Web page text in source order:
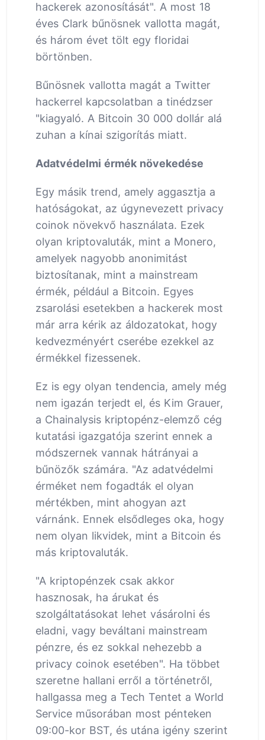
hackerek azonosítását". A most 18
éves Clark bűnösnek vallotta magát,
és három évet tölt egy floridai
börtönben.
Bűnösnek vallotta magát a Twitter
hackerrel kapcsolatban a tinédzser
"kiagyaló. A Bitcoin 30 000 dollár alá
zuhan a kínai szigorítás miatt.
Adatvédelmi érmék növekedése
Egy másik trend, amely aggasztja a
hatóságokat, az úgynevezett privacy
coinok növekvő használata. Ezek
olyan kriptovaluták, mint a Monero,
amelyek nagyobb anonimitást
biztosítanak, mint a mainstream
érmék, például a Bitcoin. Egyes
zsarolási esetekben a hackerek most
már arra kérik az áldozatokat, hogy
kedvezményért cserébe ezekkel az
érmékkel fizessenek.
Ez is egy olyan tendencia, amely még
nem igazán terjedt el, és Kim Grauer,
a Chainalysis kriptopénz-elemző cég
kutatási igazgatója szerint ennek a
módszernek vannak hátrányai a
bűnözők számára. "Az adatvédelmi
érméket nem fogadták el olyan
mértékben, mint ahogyan azt
várnánk. Ennek elsődleges oka, hogy
nem olyan likvidek, mint a Bitcoin és
más kriptovaluták.
"A kriptopénzek csak akkor
hasznosak, ha árukat és
szolgáltatásokat lehet vásárolni és
eladni, vagy beváltani mainstream
pénzre, és ez sokkal nehezebb a
privacy coinok esetében". Ha többet
szeretne hallani erről a történetről,
hallgassa meg a Tech Tentet a World
Service műsorában most pénteken
09:00-kor BST, és utána igény szerint